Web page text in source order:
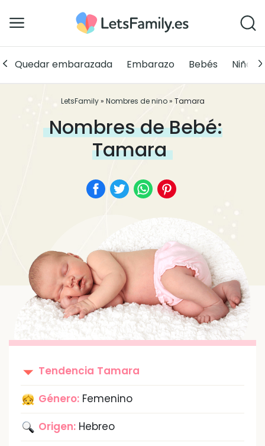
Quedar embarazada Embarazo Bebés Niños
LetsFamily» Nombres de nino» Tamara
Nombres de Bebé:
Tamara
Tendencia Tamara
Género: Femenino
Origen: Hebreo